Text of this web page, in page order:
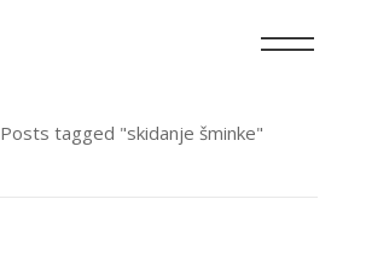
Posts tagged "skidanje šminke"